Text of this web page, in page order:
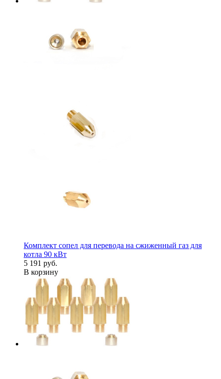
Комплект сопел для перевода на сжиженный газ для
котла 90 кВт
5 191 руб.
В корзину